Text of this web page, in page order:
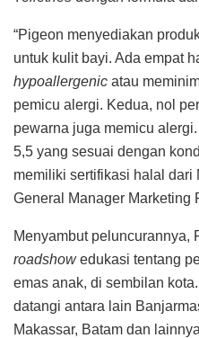
“Pigeon menyediakan
untuk kulit bayi. Ada empat
hypoallergenic atau
pemicu alergi. Kedua, nol
pewarna juga memicu
5,5 yang sesuai dengan
memiliki sertifikasi halal dari
General Manager Marketing
Menyambut peluncurannya,
roadshowedukasi tentang
emas anak, di sembilan
datangi antara lain
Makassar, Batam dan